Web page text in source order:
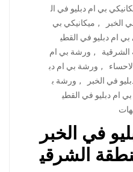
بي ام دبليو في ال
الخبر , ميكانيكي بي
بي ام دبليو في القطي
, ورشة بي ام
, ورشة بي ام دب
في الخبر , ورشة ب
ام دبليو في القطي
في الخبر
الشرقي